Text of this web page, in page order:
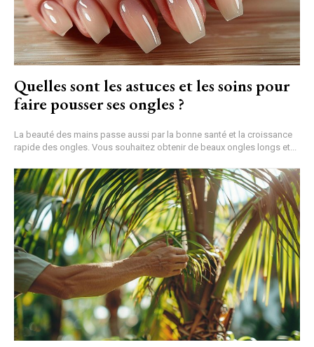
Quelles sont les astuces et les soins pour
faire pousser ses ongles ?
La beauté des mains passe aussi par la bonne santé et la croissance
rapide des ongles. Vous souhaitez obtenir de beaux ongles longs et...